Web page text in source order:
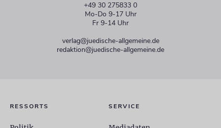
+49 30 275833 0
Mo-Do 9-17 Uhr
Fr 9-14 Uhr
verlag@juedische-allgemeine.de
redaktion@juedische-allgemeine.de
RESSORTS SERVICE